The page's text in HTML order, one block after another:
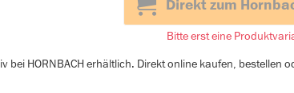
Direkt zum
Bitte erst eine
bei HORNBACH erhältlich. Direkt online kaufen, bestellen